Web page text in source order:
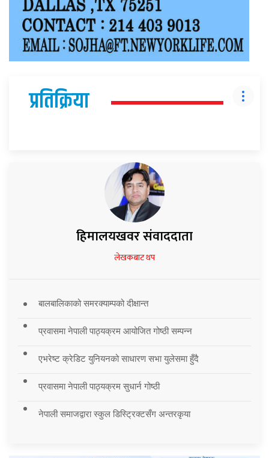
प्रतिक्रिया
हिमालयखवर संवाददाता
लेखकबाट थप
बालबालिकाको समरक्याम्पको दीक्षान्त
प्रवासमा नेपाली पाठ्यक्रम आयोजित गोष्ठी सम्पन्न
एभरेष्ट क्रेडिट युनियनको साधारण सभा युलेसमा हुँदै
प्रवासमा नेपाली पाठ्यक्रम सुधार्न गोष्ठी
नेपाली समाजद्वारा स्कुल डिस्ट्रिक्टसँग अन्तरकृया